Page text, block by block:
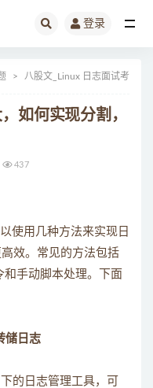
登录
八股文_Linux 日志面试考题
如何实现分割，
437
使用几种方法来实现日
效。常见的方法包括
和手动脚本处理。下面
储日志
的日志管理工具，可